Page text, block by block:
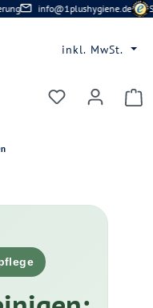
info@1plushygiene.de
inkl. MwSt.
Du hast 0